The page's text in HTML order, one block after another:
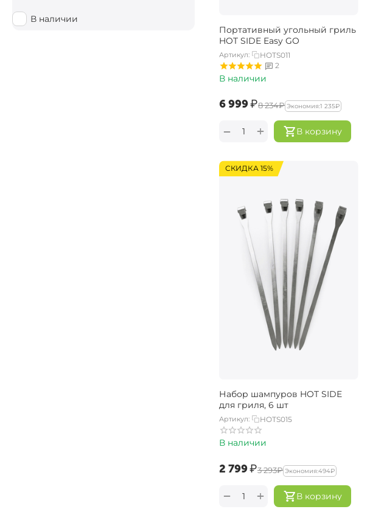
Портативный угольный гриль
HOT SIDE Easy GO
Артикул:
HOTS011
2
В наличии
‍6 999‍₽‍8 234‍₽ Экономия:‍1 235‍₽
В корзину
+
−
СКИДКА 15%
Набор шампуров HOT SIDE
для гриля, 6 шт
Артикул: HOTS015
В наличии
‍2 799‍₽‍3 293‍₽ Экономия:‍494‍₽
В корзину
+
−
В наличии